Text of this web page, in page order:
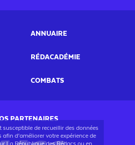
susceptible de recueillir des données
afin d’améliorer votre expérience de
La République des Rédacs ou en
ANNUAIRE
RÉDACADÉMIE
COMBATS
PARTENAIRES